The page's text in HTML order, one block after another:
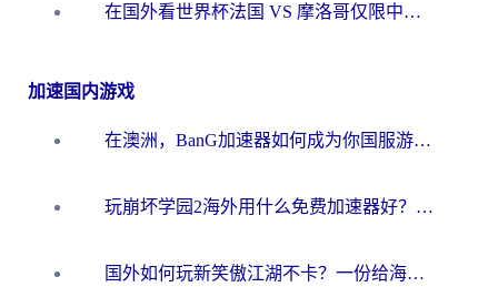
在国外看世界杯法国 VS 摩洛哥仅限中国大陆？海外党这样看中文解说赛事不卡顿
加速国内游戏
在澳洲，BanG加速器如何成为你国服游戏的“时光机”？
玩崩坏学园2海外用什么免费加速器好？2026海外党亲测国服游戏加速指南
国外如何玩新笑傲江湖不卡？一份给海外游子的终极网络指南